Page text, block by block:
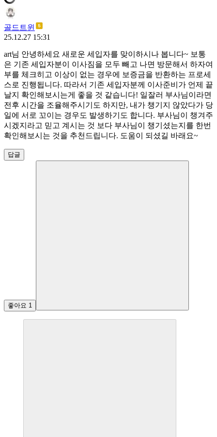
골드트윈
25.12.27 15:31
art님 안녕하세요 새로운 세입자를 맞이하시나 봅니다~ 보통
은 기존 세입자분이 이사짐을 모두 빼고 나면 방문해서 하자여
부를 체크히고 이상이 없는 경우에 보증금을 반환하는 프로세
스로 진행됩니다. 따라서 기존 세입자분께 이사준비가 언제 끝
날지 확인해보시는게 좋을 것 같습니다! 일잘러 부사님이라면
전후 시간을 조율해주시기도 하지만, 내가 챙기지 않았다가 당
일에 서로 꼬이는 경우도 발생하기도 합니다. 부사님이 챙겨주
시겠지라고 믿고 계시는 것 보다 부사님이 챙기셨는지를 한번
확인해보시는 것을 추천드립니다. 도움이 되셨길 바래요~
답글
좋아요 1